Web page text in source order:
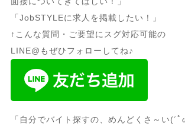
「JobSTYLEに求人を掲載したい！」
↑こんな質問・ご要望にスグ対応可能の
LINE@もぜひフォローしてね♪
「自分でバイト探すの、めんどくさ～い(´ﾟ